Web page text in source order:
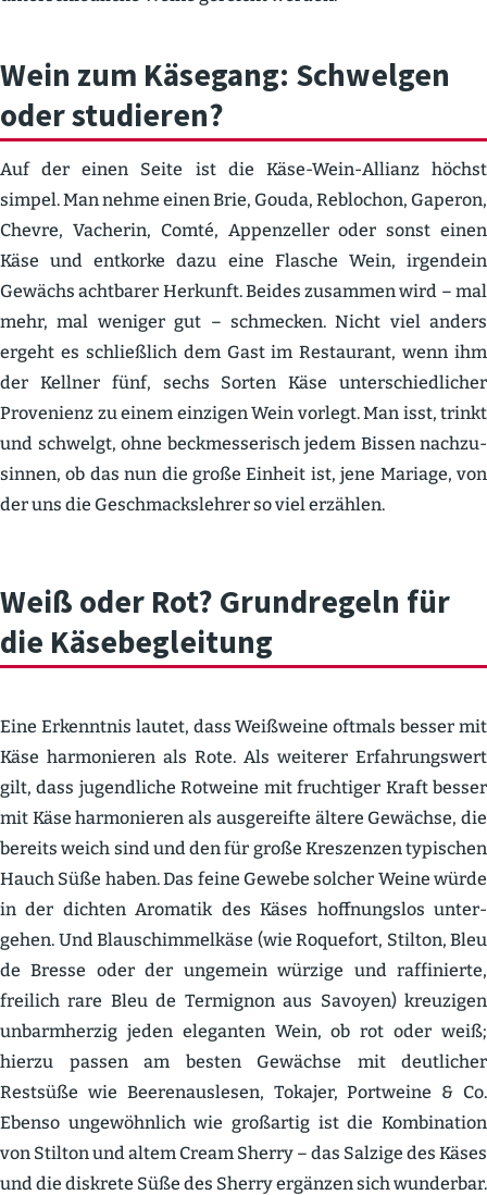
Wein zum Käsegang: Schwelgen
oder studieren?
Auf der einen Seite ist die Käse-Wein-Allianz höchst
simpel. Man nehme einen Brie, Gouda, Reblochon, Gaperon,
Chevre, Vacherin, Comté, Appen­zeller oder sonst einen
Käse und entkorke dazu eine Flasche Wein, irgendein
Gewächs achtbarer Herkunft. Beides zusammen wird – mal
mehr, mal weniger gut – schmecken. Nicht viel anders
ergeht es schließlich dem Gast im Restaurant, wenn ihm
der Kellner fünf, sechs Sorten Käse unter­schied­licher
Prove­nienz zu einem einzigen Wein vorlegt. Man isst, trinkt
und schwelgt, ohne beckmes­se­risch jedem Bissen nachzu­
sinnen, ob das nun die große Einheit ist, jene Mariage, von
der uns die Geschmacks­lehrer so viel erzählen.
Weiß oder Rot? Grund­regeln für
die Käsebe­gleitung
Eine Erkenntnis lautet, dass Weißweine oftmals besser mit
Käse harmo­nieren als Rote. Als weiterer Erfah­rungswert
gilt, dass jugend­liche Rotweine mit fruch­tiger Kraft besser
mit Käse harmo­nieren als ausge­reifte ältere Gewächse, die
bereits weich sind und den für große Kreszenzen typischen
Hauch Süße haben. Das feine Gewebe solcher Weine würde
in der dichten Aromatik des Käses hoffnungslos unter­
gehen. Und Blauschim­melkäse (wie Roquefort, Stilton, Bleu
de Bresse oder der ungemein würzige und raffi­nierte,
freilich rare Bleu de Termignon aus Savoyen) kreuzigen
unbarm­herzig jeden eleganten Wein, ob rot oder weiß;
hierzu passen am besten Gewächse mit deutlicher
Restsüße wie Beeren­aus­lesen, Tokajer, Portweine & Co.
Ebenso ungewöhnlich wie großartig ist die Kombi­nation
von Stilton und altem Cream Sherry – das Salzige des Käses
und die diskrete Süße des Sherry ergänzen sich wunderbar.